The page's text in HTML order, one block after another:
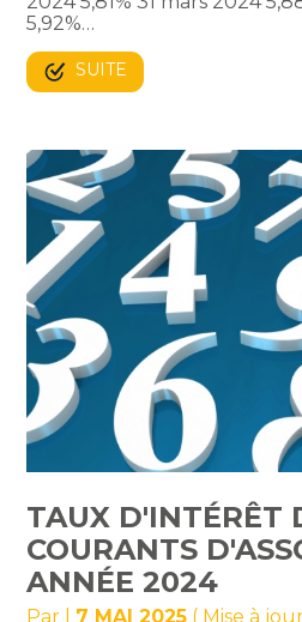
5,92%…
SUITE
TAUX D'INTÉRÊT
COURANTS
ANNÉE 2024
Par 7 MAI 2025 ( Mise à